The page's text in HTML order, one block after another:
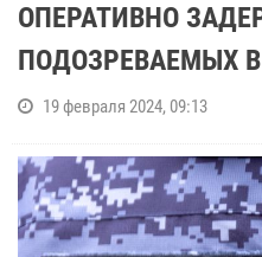
ОПЕРАТИВНО
ПОДОЗРЕВАЕМЫХ
19 февраля 2024, 09:13